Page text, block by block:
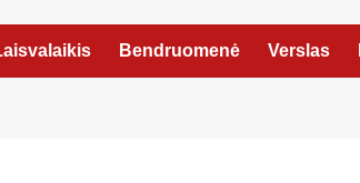
Bendruomenė Verslas